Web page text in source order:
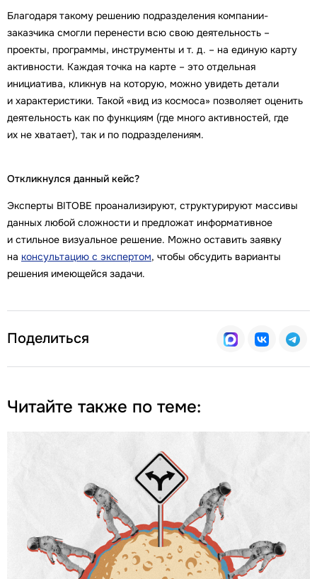
Благодаря такому решению подразделения компании-
заказчика смогли перенести всю свою деятельность –
проекты, программы, инструменты и т. д. – на единую карту
активности. Каждая точка на карте – это отдельная
инициатива, кликнув на которую, можно увидеть детали
и характеристики. Такой «вид из космоса» позволяет оценить
деятельность как по функциям (где много активностей, где
их не хватает), так и по подразделениям.
Откликнулся данный кейс?
Эксперты BITOBE проанализируют, структурируют массивы
данных любой сложности и предложат информативное
и стильное визуальное решение. Можно оставить заявку
на консультацию с экспертом, чтобы обсудить варианты
решения имеющейся задачи.
Поделиться
Читайте также по теме: